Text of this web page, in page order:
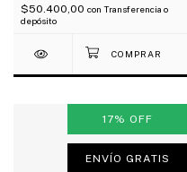
$50.400,00 con Transferencia o
depósito
17% OFF
ENVÍO GRATIS